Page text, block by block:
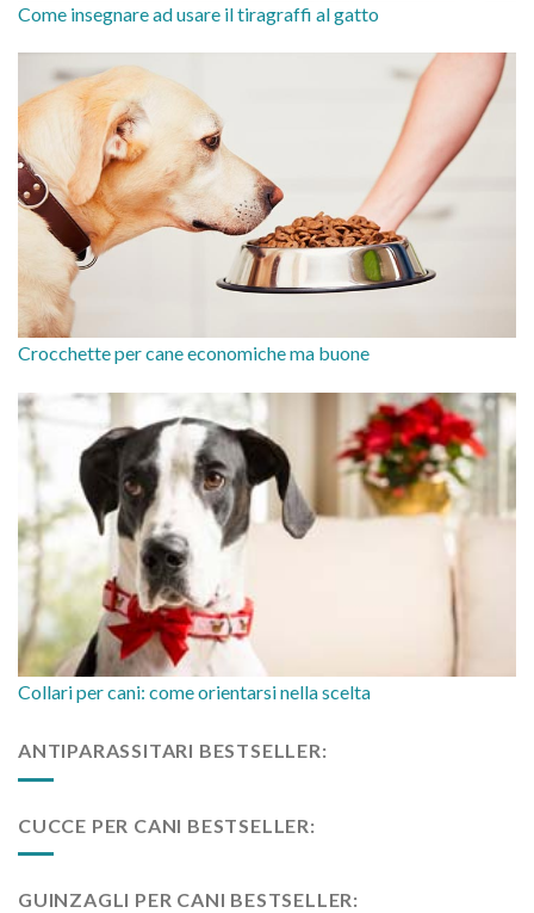
Come insegnare ad usare il tiragraffi al gatto
Crocchette per cane economiche ma buone
Collari per cani: come orientarsi nella scelta
ANTIPARASSITARI BESTSELLER:
CUCCE PER CANI BESTSELLER:
GUINZAGLI PER CANI BESTSELLER: